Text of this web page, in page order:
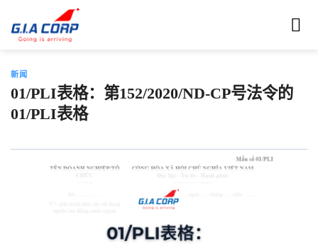
新闻
01/PLI表格：第152/2020/ND-CP号法令的
01/PLI表格